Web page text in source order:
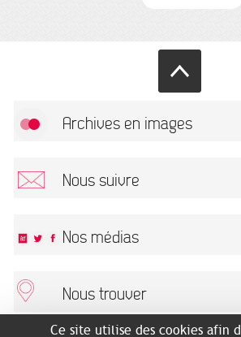
Archives en images
Nous suivre
Ce champ est exigé.
Nos médias
Nous trouver
ARCHIVES MUNICIPALES
Ce site utilise des cookies afin